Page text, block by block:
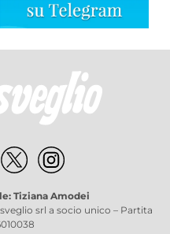
Tiziana Amodei
srl a socio unico – Partita